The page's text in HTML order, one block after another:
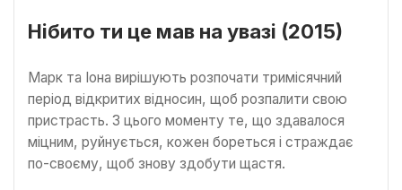
Нібито ти це мав на увазі (2015)
Марк та Іона вирішують розпочати тримісячний
період відкритих відносин, щоб розпалити свою
пристрасть. З цього моменту те, що здавалося
міцним, руйнується, кожен бореться і страждає
по-своєму, щоб знову здобути щастя.